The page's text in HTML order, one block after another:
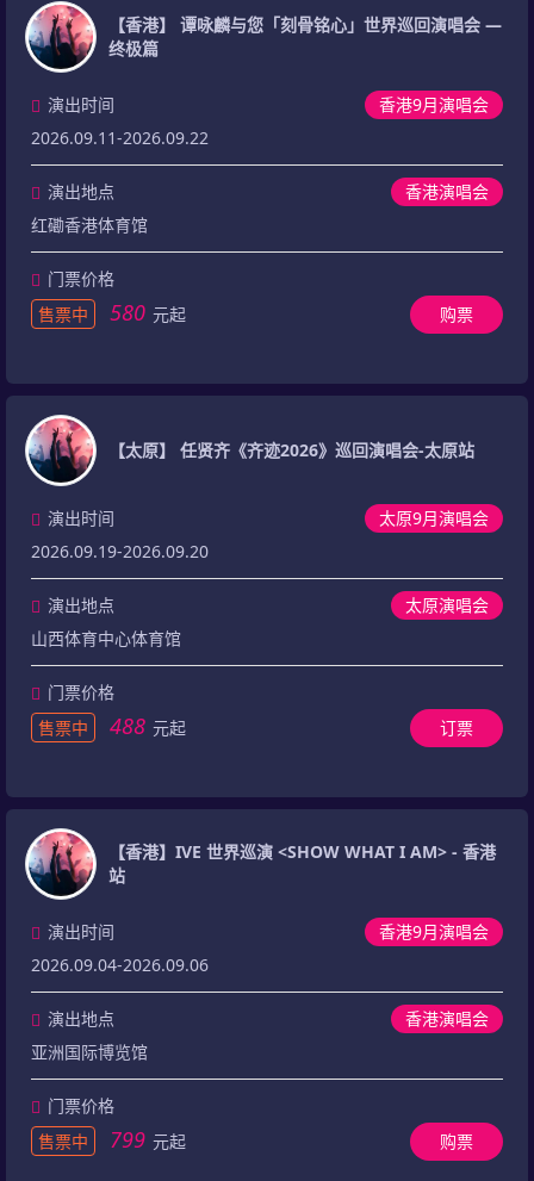
【香港】 谭咏麟与您「刻骨铭心」世界巡回演唱会 —
终极篇
香港9月演唱会
演出时间
2026.09.11-2026.09.22
演出地点
香港演唱会
红磡香港体育馆
门票价格
售票中
580 元起 购票
【太原】 任贤齐《齐迹2026》巡回演唱会-太原站
太原9月演唱会
演出时间
2026.09.19-2026.09.20
演出地点
太原演唱会
山西体育中心体育馆
门票价格
售票中
488 元起 订票
【香港】IVE 世界巡演 <SHOW WHAT I AM> - 香港
站
香港9月演唱会
演出时间
2026.09.04-2026.09.06
演出地点
香港演唱会
亚洲国际博览馆
门票价格
售票中
799 元起 购票